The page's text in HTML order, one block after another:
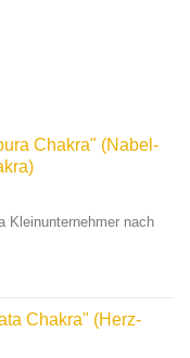
Chakra" (Nabel-
Kleinunternehmer nach
Chakra" (Herz-